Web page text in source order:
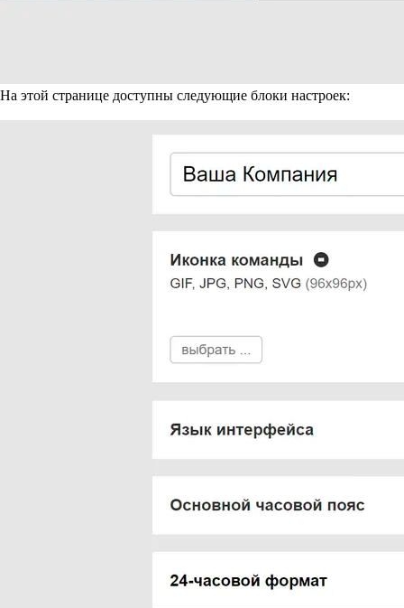
На этой странице доступны следующие блоки настроек: